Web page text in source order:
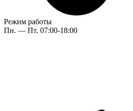
Режим работы
Пн. — Пт. 07:00-18:00